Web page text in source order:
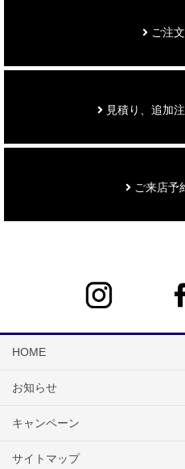
ご注
見積り、追加
ご来店予
HOME
お知らせ
キャンペーン
サイトマップ